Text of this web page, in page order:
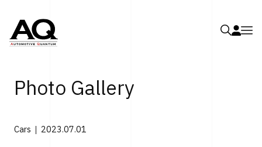
Photo Gallery
Cars 2023.07.01